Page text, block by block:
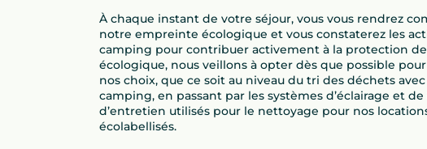
À chaque instant de votre séjour, vous vous rendrez
notre empreinte écologique et vous constaterez les
camping pour contribuer activement à la protection
écologique, nous veillons à opter dès que possible
nos choix, que ce soit au niveau du tri des déchets
camping, en passant par les systèmes d’éclairage et
d’entretien utilisés pour le nettoyage pour nos
écolabellisés.